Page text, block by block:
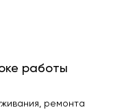
работы
ремонта